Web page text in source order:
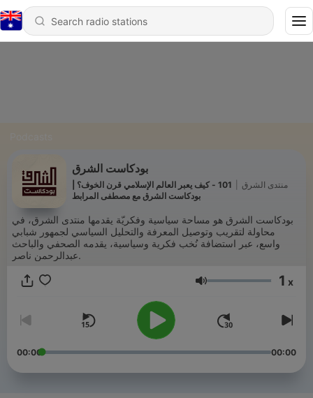
بودكاست الشرق
منتدى الشرق
101 - كيف يعبر العالم الإسلامي قرن الخوف؟ |
بودكاست الشرق مع مصطفى المرابط
بودكاست الشرق هو مساحة سياسية وفكريّة يقدمها منتدى الشرق، في
محاولة لتقريب وتوصيل المعرفة والتحليل السياسي لجمهور شبابي
واسع، عبر استضافة نُخب فكرية وسياسية، يقدمه الصحفي والباحث
عبدالرحمن ناصر.
Volume 1 x
00:00 00:00